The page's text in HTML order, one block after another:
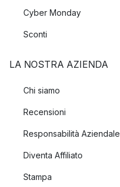
Cyber Monday
Sconti
LA NOSTRA AZIENDA
Chi siamo
Recensioni
Responsabilità Aziendale
Diventa Affiliato
Stampa